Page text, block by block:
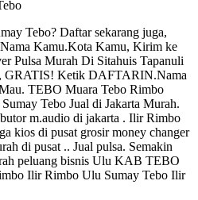
Tebo? Daftar sekarang juga,
Kamu.Kota Kamu, Kirim ke
Pulsa Murah Di Sitahuis Tapanuli
GRATIS! Ketik DAFTARIN.Nama
TEBO Muara Tebo Rimbo
Tebo Jual di Jakarta Murah.
m.audio di jakarta . Ilir Rimbo
kios di pusat grosir money changer
di pusat .. Jual pulsa. Semakin
peluang bisnis Ulu KAB TEBO
Ilir Rimbo Ulu Sumay Tebo Ilir